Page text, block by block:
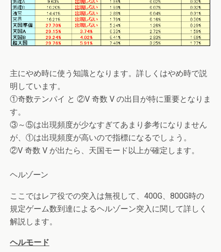
主にやめ時に使う知識となります。詳しくはやめ時で説
明しています。
①奇数テンパイ と ②V 奇数 V の出目が特に重要となりま
す。
③～⑤は出現頻度が少なすぎてあまり参考になりません
が、①は出現頻度が高いので指標になるでしょう。
②V 奇数 V が出たら、天国モード以上が確定します。
ヘルゾーン
ここではレア役での突入は無視して、400G、800G時の
規定ゲーム数到達によるヘルゾーン突入に関して詳しく
解説します。
ヘルモード